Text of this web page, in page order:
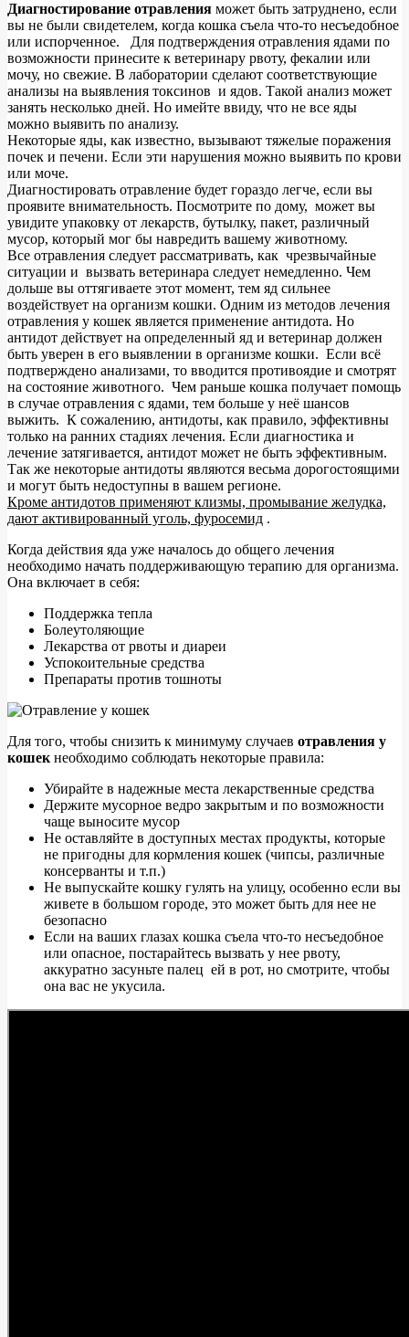
Диагностирование отравления может быть затруднено, если
вы не были свидетелем, когда кошка съела что-то несъедобное
или испорченное. Для подтверждения отравления ядами по
возможности принесите к ветеринару рвоту, фекалии или
мочу, но свежие. В лаборатории сделают соответствующие
анализы на выявления токсинов и ядов. Такой анализ может
занять несколько дней. Но имейте ввиду, что не все яды
можно выявить по анализу.
Некоторые яды, как известно, вызывают тяжелые поражения
почек и печени. Если эти нарушения можно выявить по крови
или моче.
Диагностировать отравление будет гораздо легче, если вы
проявите внимательность. Посмотрите по дому, может вы
увидите упаковку от лекарств, бутылку, пакет, различный
мусор, который мог бы навредить вашему животному.
Все отравления следует рассматривать, как чрезвычайные
ситуации и вызвать ветеринара следует немедленно. Чем
дольше вы оттягиваете этот момент, тем яд сильнее
воздействует на организм кошки. Одним из методов лечения
отравления у кошек является применение антидота. Но
антидот действует на определенный яд и ветеринар должен
быть уверен в его выявлении в организме кошки. Если всё
подтверждено анализами, то вводится противоядие и смотрят
на состояние животного. Чем раньше кошка получает помощь
в случае отравления с ядами, тем больше у неё шансов
выжить. К сожалению, антидоты, как правило, эффективны
только на ранних стадиях лечения. Если диагностика и
лечение затягивается, антидот может не быть эффективным.
Так же некоторые антидоты являются весьма дорогостоящими
и могут быть недоступны в вашем регионе.
Кроме антидотов применяют клизмы, промывание желудка,
дают активированный уголь, фуросемид .
Когда действия яда уже началось до общего лечения
необходимо начать поддерживающую терапию для организма.
Она включает в себя:
Поддержка тепла
Болеутоляющие
Лекарства от рвоты и диареи
Успокоительные средства
Препараты против тошноты
Для того, чтобы снизить к минимуму случаев отравления у
кошекнеобходимо соблюдать некоторые правила:
Убирайте в надежные места лекарственные средства
Держите мусорное ведро закрытым и по возможности
чаще выносите мусор
Не оставляйте в доступных местах продукты, которые
не пригодны для кормления кошек (чипсы, различные
консерванты и т.п.)
Не выпускайте кошку гулять на улицу, особенно если вы
живете в большом городе, это может быть для нее не
безопасно
Если на ваших глазах кошка съела что-то несъедобное
или опасное, постарайтесь вызвать у нее рвоту,
аккуратно засуньте палец ей в рот, но смотрите, чтобы
она вас не укусила.